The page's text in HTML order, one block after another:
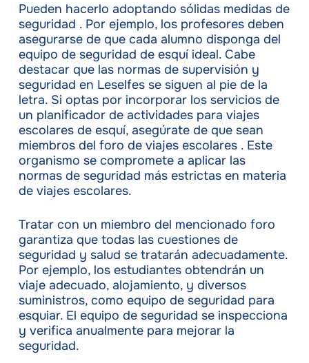
Pueden hacerlo adoptando sólidas medidas de
seguridad . Por ejemplo, los profesores deben
asegurarse de que cada alumno disponga del
equipo de seguridad de esquí ideal. Cabe
destacar que las normas de supervisión y
seguridad en Leselfes se siguen al pie de la
letra. Si optas por incorporar los servicios de
un planificador de actividades para viajes
escolares de esquí, asegúrate de que sean
miembros del foro de viajes escolares . Este
organismo se compromete a aplicar las
normas de seguridad más estrictas en materia
de viajes escolares.
Tratar con un miembro del mencionado foro
garantiza que todas las cuestiones de
seguridad y salud se tratarán adecuadamente.
Por ejemplo, los estudiantes obtendrán un
viaje adecuado, alojamiento, y diversos
suministros, como equipo de seguridad para
esquiar. El equipo de seguridad se inspecciona
y verifica anualmente para mejorar la
seguridad.